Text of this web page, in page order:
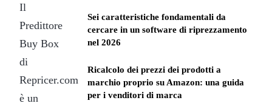
Il
Predittore
Buy Box
di
Repricer.com
è un
Sei caratteristiche fondamentali da
cercare in un software di riprezzamento
nel 2026
Ricalcolo dei prezzi dei prodotti a
marchio proprio su Amazon: una guida
per i venditori di marca